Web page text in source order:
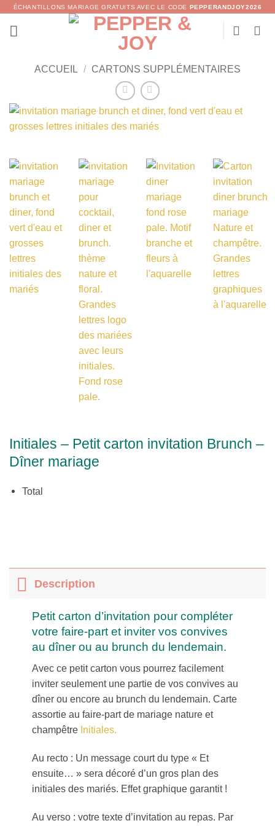
Passer
contenu
ÉCHANTILLONS MARIAGE GRATUITS AVEC LE CODE PEPPERANDJOY2026
ACCUEIL / CARTONS SUPPLÉMENTAIRES
Initiales – Petit carton invitation Brunch –
Dîner mariage
Total
Description
Petit carton d’invitation pour compléter
votre faire-part et inviter vos convives
au dîner ou au brunch du lendemain.
Avec ce petit carton vous pourrez facilement
inviter seulement une partie de vos convives au
dîner ou encore au brunch du lendemain. Carte
assortie au faire-part de mariage nature et
champêtre Initiales.
Au recto : Un message court du type « Et
ensuite… » sera décoré d’un gros plan des
initiales des mariés. Effet graphique garantit !
Au verso : votre texte d’invitation au repas. Par